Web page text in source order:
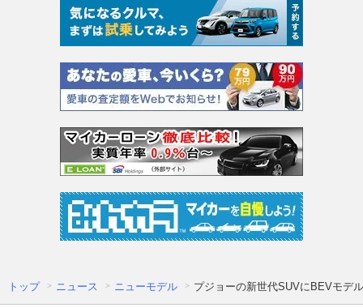
トップ ニュース ニューモデル プジョーの新世代SUVにBEVモデ